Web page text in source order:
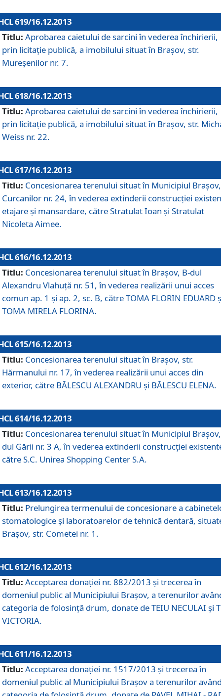
619/16.12.2013
Titlu: Aprobarea caietului de sarcini în vederea închirierii,
prin licitaţie publică, a imobilului situat în Braşov, str.
Mureşenilor nr. 7.
618/16.12.2013
Titlu: Aprobarea caietului de sarcini în vederea închirierii,
prin licitaţie publică, a imobilului situat în Braşov, str.
Weiss nr. 22.
617/16.12.2013
Titlu: Concesionarea terenului situat în Municipiul
Curcanilor nr. 24, în vederea extinderii construcţiei
etajare şi mansardare, către Stratulat Ioan şi Stratulat
Nicoleta Aimee.
616/16.12.2013
Titlu: Concesionarea terenului situat în Braşov, B-dul
Alexandru Vlahuţă nr. 51, în vederea realizării unui acces
comun ap. 1 şi ap. 2, sc. B, către TOMA FLORIN EDUARD
TOMA MIRELA FLORINA.
615/16.12.2013
Titlu: Concesionarea terenului situat în Braşov, str.
Hărmanului nr. 17, în vederea realizării unui acces din
exterior, către BĂLESCU ALEXANDRU şi BĂLESCU ELENA.
614/16.12.2013
Titlu: Concesionarea terenului situat în Municipiul
dul Gării nr. 3 A, în vederea extinderii construcţiei
către S.C. Unirea Shopping Center S.A.
613/16.12.2013
Titlu: Prelungirea termenului de concesionare a
stomatologice şi laboratoarelor de tehnică dentară,
Braşov, str. Cometei nr. 1.
612/16.12.2013
Titlu: Acceptarea donaţiei nr. 882/2013 şi trecerea în
domeniul public al Municipiului Braşov, a terenurilor
categoria de folosinţă drum, donate de TEIU NECULAI şi
VICTORIA.
611/16.12.2013
Titlu: Acceptarea donaţiei nr. 1517/2013 şi trecerea în
domeniul public al Municipiului Braşov a terenurilor